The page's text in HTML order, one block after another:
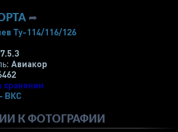
➦
Ту-114/116/126
Авиакор
хранении
ВКС
К ФОТОГРАФИИ